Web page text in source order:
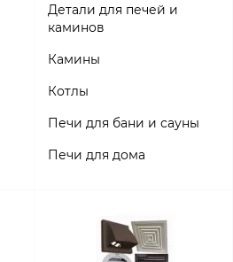
Детали для печей и
каминов
Камины
Котлы
Печи для бани и сауны
Печи для дома